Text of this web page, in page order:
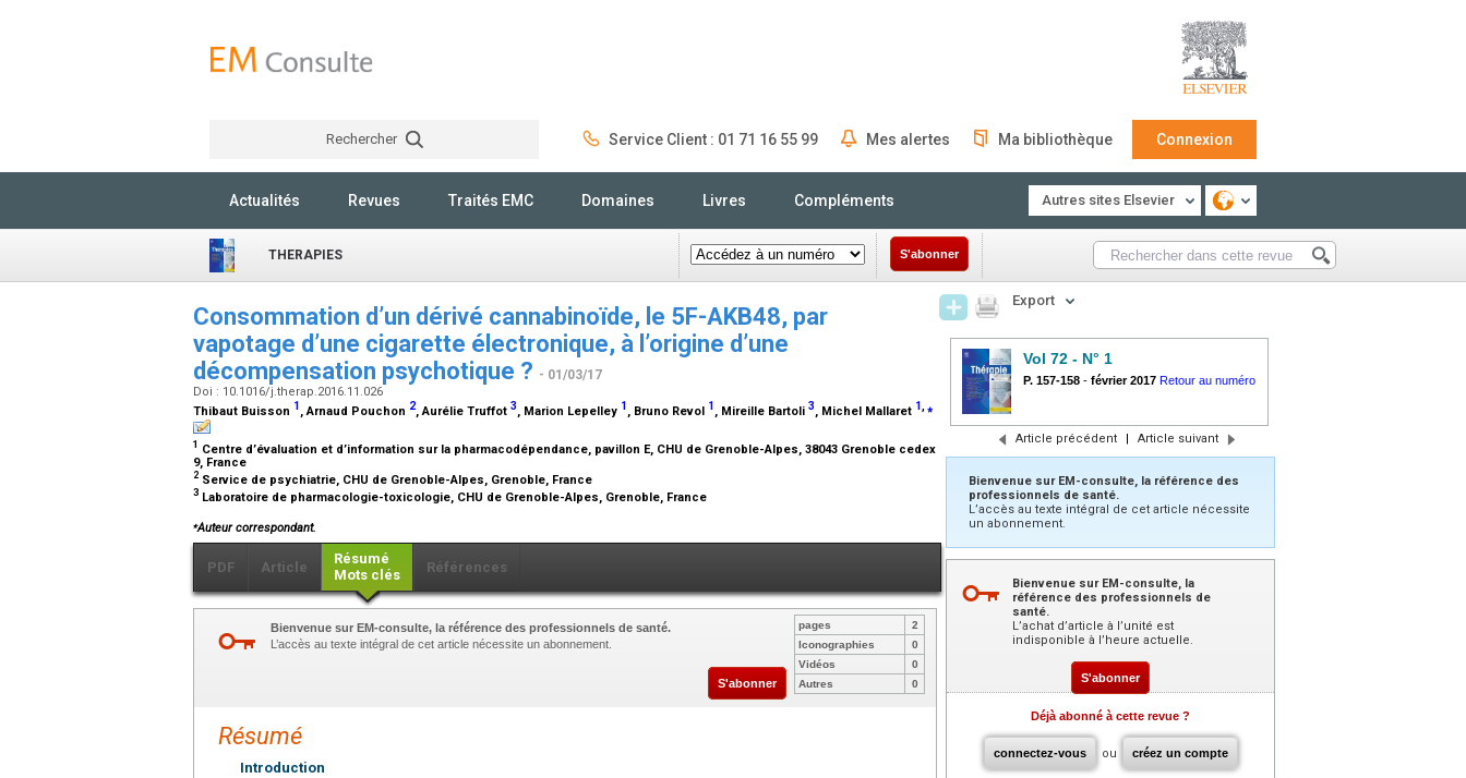
Rechercher Service Client : 01 71 16 55 99 Mes alertes Ma bibliothèque Connexion
Actualités Revues Traités EMC Domaines Livres Compléments Autres sites Elsevier
THERAPIES S'abonner
Consommation d’un dérivé cannabinoïde, le 5F-AKB48, par
vapotage d’une cigarette électronique, à l’origine d’une
décompensation psychotique ? - 01/03/17
Doi : 10.1016/j.therap.2016.11.026
Thibaut Buisson 1 , Arnaud Pouchon 2, Aurélie Truffot 3, Marion Lepelley 1 , Bruno Revol 1 , Mireille Bartoli 3, Michel Mallaret 1 ⁎
1 Centre d’évaluation et d’information sur la pharmacodépendance, pavillon E, CHU de Grenoble-Alpes, 38043 Grenoble cedex
9, France
2 Service de psychiatrie, CHU de Grenoble-Alpes, Grenoble, France
3 Laboratoire de pharmacologie-toxicologie, CHU de Grenoble-Alpes, Grenoble, France
⁎Auteur correspondant.
PDF Article
Résumé
Mots clés
Références
Bienvenue sur EM-consulte, la référence des professionnels de santé.
L’accès au texte intégral de cet article nécessite un abonnement.
S'abonner
pages
2
Iconographies
0
Vidéos
0
Autres
0
Résumé
Introduction
Export
Vol 72 - N° 1
P. 157-158 - février 2017 Retour au numéro
Article précédent | Article suivant
Bienvenue sur EM-consulte, la référence des
professionnels de santé.
L’accès au texte intégral de cet article nécessite
un abonnement.
Bienvenue sur EM-consulte, la
référence des professionnels de
santé.
L’achat d’article à l’unité est
indisponible à l’heure actuelle.
S'abonner
Déjà abonné à cette revue ?
connectez-vous ou créez un compte